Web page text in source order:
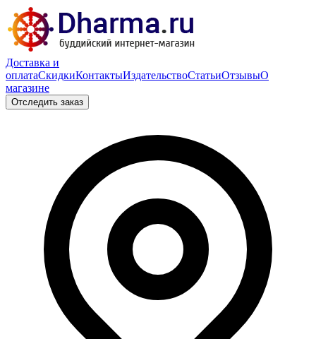
Доставка и
оплатаСкидкиКонтактыИздательствоСтатьиОтзывыО
магазине
Отследить заказ